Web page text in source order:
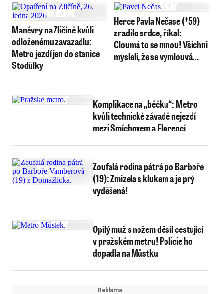
Manévry na Zličíně kvůli
odloženému zavazadlu:
Metro jezdí jen do stanice
Stodůlky
Herce Pavla Nečase (†59)
zradilo srdce, říkal:
Cloumá to se mnou! Všichni
mysleli, že se vymlouvá…
Komplikace na „béčku“: Metro
kvůli technické závadě nejezdí
mezi Smíchovem a Florencí
Zoufalá rodina pátrá po Barboře
(19): Zmizela s klukem a je prý
vyděšená!
Opilý muž s nožem děsil cestující
v pražském metru! Policie ho
dopadla na Můstku